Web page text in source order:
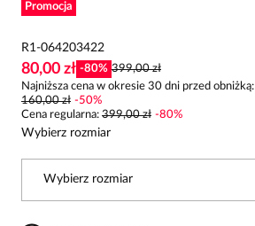
Promocja
R1-064203422
80,00 zł -80% 399,00 zł
Najniższa cena w okresie 30 dni przed obniżką:
160,00 zł -50%
Cena regularna: 399,00 zł -80%
Wybierz rozmiar
Wybierz rozmiar